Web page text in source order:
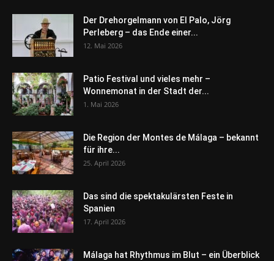
Der Drehorgelmann von El Palo, Jörg
Perleberg – das Ende einer...
12. Mai 2026
Patio Festival und vieles mehr –
Wonnemonat in der Stadt der...
1. Mai 2026
Die Region der Montes de Málaga – bekannt
für ihre...
25. April 2026
Das sind die spektakulärsten Feste in
Spanien
17. April 2026
Málaga hat Rhythmus im Blut – ein Überblick